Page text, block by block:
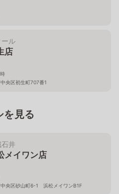
ール
店
央区初生町707番1
を見る
石井
メイワン店
中央区砂山町6-1 浜松メイワンB1F